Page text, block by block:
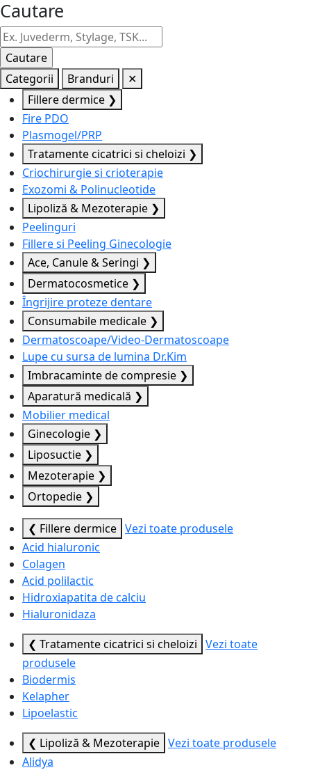
Cautare
Categorii Branduri
✕
Fillere dermice ❯
Fire PDO
Plasmogel/PRP
Tratamente cicatrici si cheloizi ❯
Criochirurgie si crioterapie
Exozomi & Polinucleotide
Lipoliză & Mezoterapie ❯
Peelinguri
Fillere si Peeling Ginecologie
Ace, Canule & Seringi ❯
Dermatocosmetice ❯
Îngrijire proteze dentare
Consumabile medicale ❯
Dermatoscoape/Video-Dermatoscoape
Lupe cu sursa de lumina Dr.Kim
Imbracaminte de compresie ❯
Aparatură medicală ❯
Mobilier medical
Ginecologie ❯
Liposuctie ❯
Mezoterapie ❯
Ortopedie ❯
❮ Fillere dermice Vezi toate produsele
Acid hialuronic
Colagen
Acid polilactic
Hidroxiapatita de calciu
Hialuronidaza
❮ Tratamente cicatrici si cheloizi Vezi toate
produsele
Biodermis
Kelapher
Lipoelastic
❮ Lipoliză & Mezoterapie Vezi toate produsele
Alidya